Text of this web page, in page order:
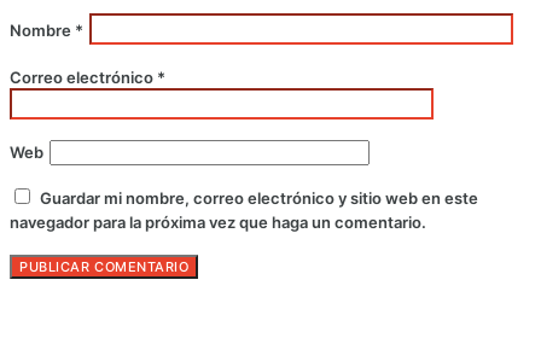
Nombre *
Correo electrónico *
Web
Guardar mi nombre, correo electrónico y sitio web en este
navegador para la próxima vez que haga un comentario.